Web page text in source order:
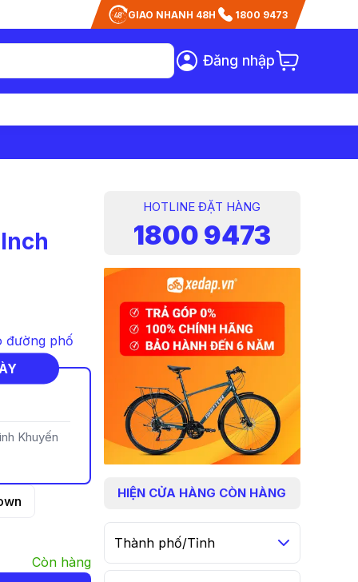
GIAO NHANH 48H 1800 9473
Đăng nhập
đường phố
Khuyến
Còn hàng
HOTLINE ĐẶT HÀNG
1800 9473
HIỆN CỬA HÀNG CÒN HÀNG
Thành phố/Tỉnh